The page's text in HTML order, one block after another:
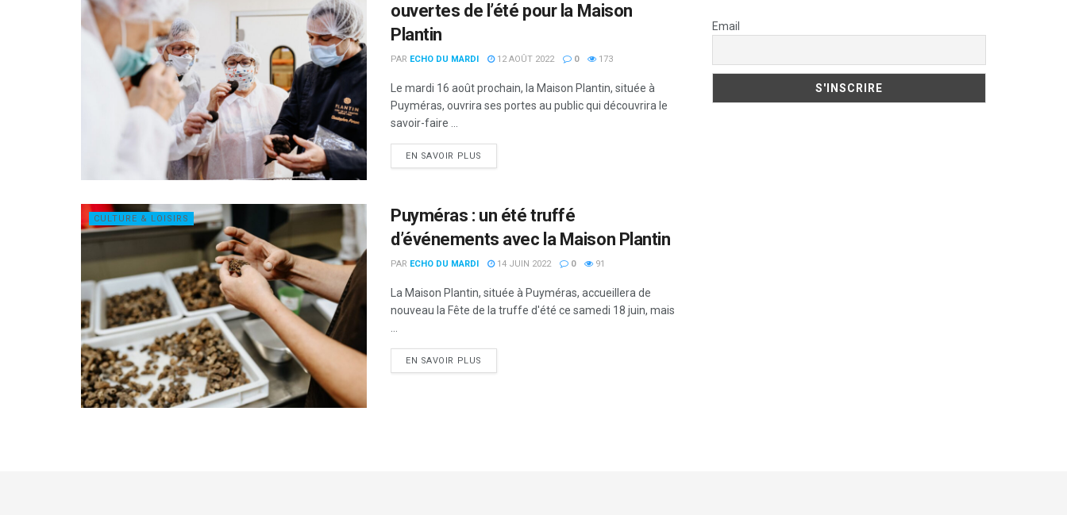
ouvertes de l’été pour la Maison
Plantin
PAR ECHO DU MARDI 12 AOÛT 2022 0 173
Le mardi 16 août prochain, la Maison Plantin, située à
Puyméras, ouvrira ses portes au public qui découvrira le
savoir-faire ...
EN SAVOIR PLUS
CULTURE & LOISIRS
Puyméras : un été truffé
d’événements avec la Maison Plantin
PAR ECHO DU MARDI 14 JUIN 2022 0 91
La Maison Plantin, située à Puyméras, accueillera de
nouveau la Fête de la truffe d'été ce samedi 18 juin, mais
EN SAVOIR PLUS
Email